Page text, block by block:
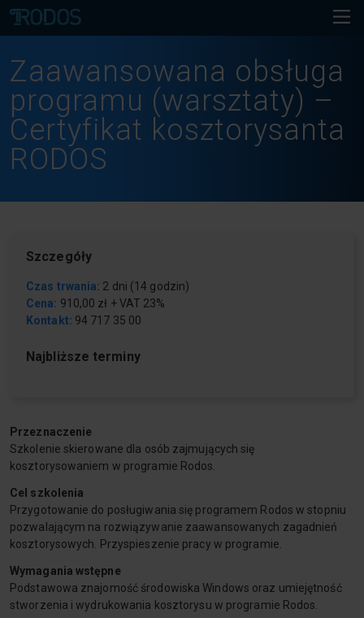
Zaawansowana obsługa
programu (warsztaty) –
Certyfikat kosztorysanta
RODOS
Przeznaczenie
Szkolenie skierowane dla osób zajmujących się
kosztorysowaniem w programie Rodos.
Cel szkolenia
Przygotowanie do posługiwania się programem Rodos w stopniu
pozwalającym na rozwiązywanie zaawansowanych zagadnień
kosztorysowych. Przyspieszenie pracy w programie.
Wymagania wstępne
Podstawowa znajomość środowiska Windows oraz umiejętność
stworzenia i wydrukowania kosztorysu w programie Rodos.
Szczegóły
Czas trwania: 2 dni (14 godzin)
Cena: 910,00 zł + VAT 23%
Kontakt: 94 717 35 00
Najbliższe terminy